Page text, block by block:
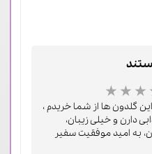
گلدون ها از شما خریدم ،
دارن و خیلی زیبان،
به امید موفقیت سفیر